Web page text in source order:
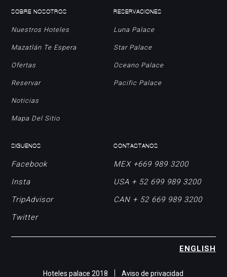
SOBRE NOSOTROS
Nuestros Hoteles
Mazatlán Te Espera
Ofertas
Reservar
Noticias
Mapa Del Sitio
RESERVACIONES
Luna Palace
Star Palace
Oceano Palace
Pacific Palace
SIGUENOS
Facebook
Insta
TripAdvisor
Twitter
CONTACTANOS
MEX +669 989 3200
USA + 52 699 989 3200
CAN + 52 669 989 3200
ENGLISH
Hoteles palace 2018 Aviso de privacidad